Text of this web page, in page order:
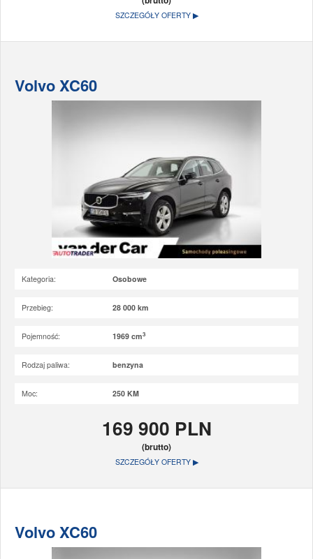
SZCZEGÓŁY OFERTY ▶
Volvo XC60
Kategoria: Osobowe
Przebieg: 28 000 km
Pojemność: 1969 cm3
Rodzaj paliwa: benzyna
Moc: 250 KM
169 900 PLN
(brutto)
SZCZEGÓŁY OFERTY ▶
Volvo XC60